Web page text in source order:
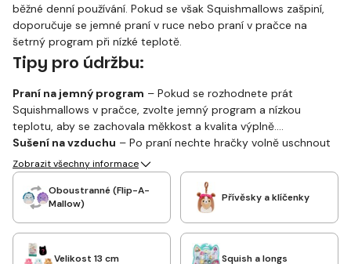
běžné denní používání. Pokud se však Squishmallows zašpiní,
doporučuje se jemné praní v ruce nebo praní v pračce na
šetrný program při nízké teplotě.
Tipy pro údržbu:
Praní na jemný program – Pokud se rozhodnete prát
Squishmallows v pračce, zvolte jemný program a nízkou
teplotu, aby se zachovala měkkost a kvalita výplně.
Sušení na vzduchu – Po praní nechte hračky volně uschnout
na vzduchu. Nedoporučuje se sušení v sušičce, protože by
mohlo dojít k poškození výplně.
Zobrazit všechny informace
Oboustranné (Flip-A-
Mallow)
Přívěsky a klíčenky
Velikost 13 cm Squish a longs